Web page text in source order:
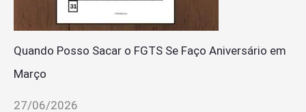
Quando Posso Sacar o FGTS Se Faço Aniversário em
Março
27/06/2026